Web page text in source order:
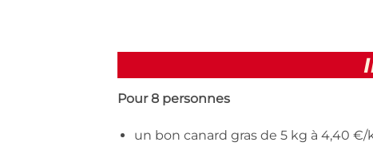
Pour 8 personnes
un bon canard gras de 5 kg à 4,40 €/